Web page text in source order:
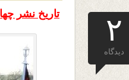
۲
دیدگاه
تاریخ نشر چهار